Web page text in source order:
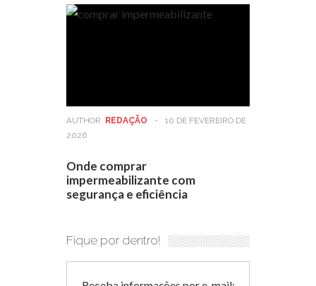
AUTHOR: REDAÇÃO -
10 DE FEVEREIRO DE
2026
Onde comprar
impermeabilizante com
segurança e eficiência
Fique por dentro!